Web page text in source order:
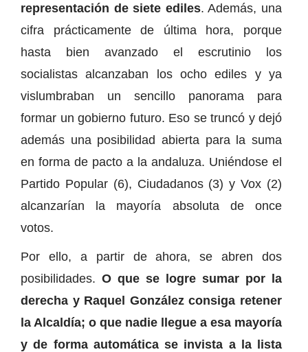
representación de siete ediles. Además, una
cifra prácticamente de última hora, porque
hasta bien avanzado el escrutinio los
socialistas alcanzaban los ocho ediles y ya
vislumbraban un sencillo panorama para
formar un gobierno futuro. Eso se truncó y dejó
además una posibilidad abierta para la suma
en forma de pacto a la andaluza. Uniéndose el
Partido Popular (6), Ciudadanos (3) y Vox (2)
alcanzarían la mayoría absoluta de once
votos.
Por ello, a partir de ahora, se abren dos
posibilidades. O que se logre sumar por la
derecha y Raquel González consiga retener
la Alcaldía; o que nadie llegue a esa mayoría
y de forma automática se invista a la lista